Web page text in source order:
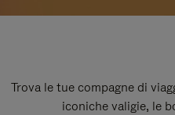
Trova le tue compagne di
iconiche valigie, le